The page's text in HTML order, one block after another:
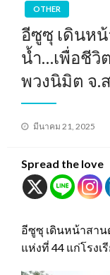
OTHER
อีซูซุ เดินห
น้ำ…เพื่อชีวิ
พวงนิมิต จ.
Posted
มีนาคม 21, 2025
Spread the love
อีซูซุ เดินหน้าสาน
แห่งที่ 44 แก่โรงเ